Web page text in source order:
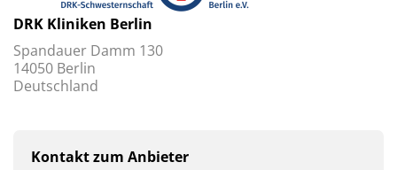
DRK Kliniken Berlin
Spandauer Damm 130
14050 Berlin
Deutschland
Kontakt zum Anbieter